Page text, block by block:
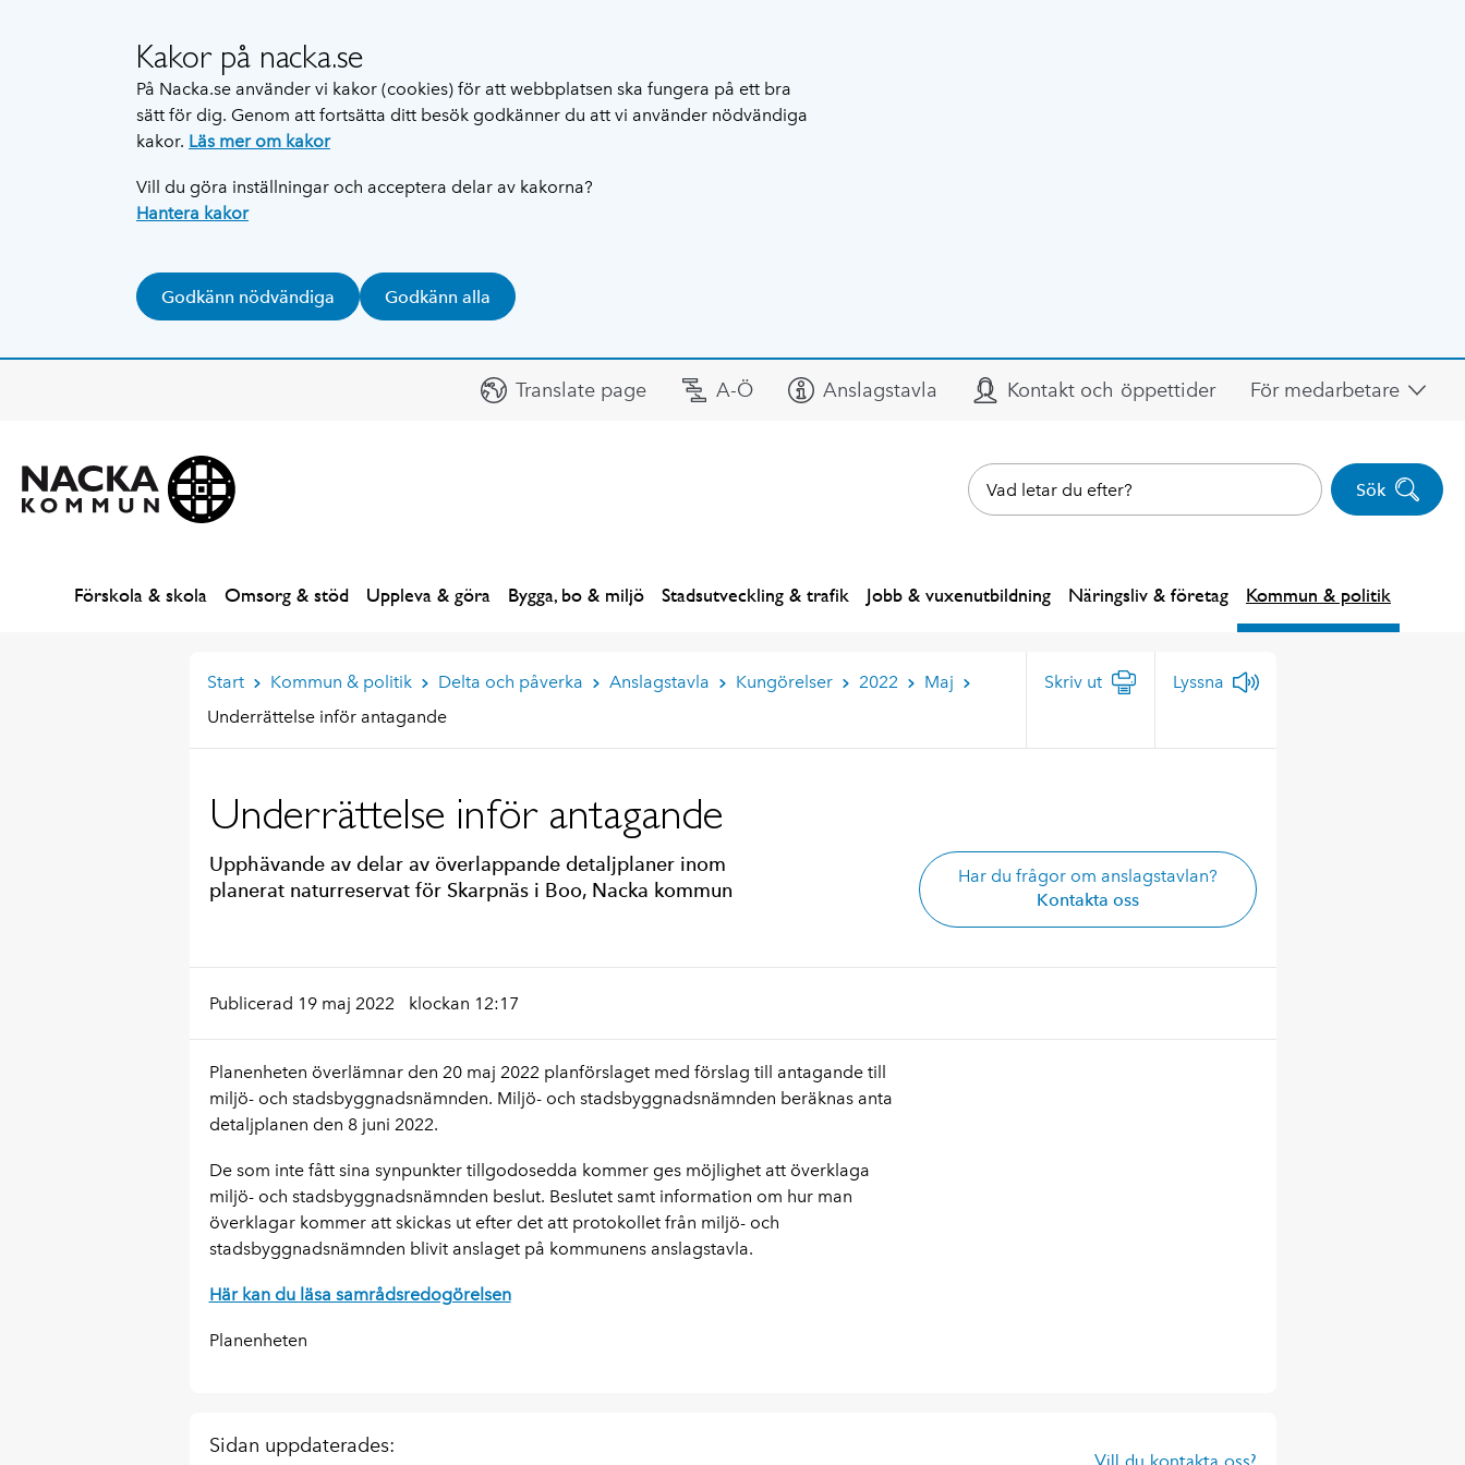
Kakor på nacka.se
På Nacka.se använder vi kakor (cookies) för att webbplatsen ska fungera på ett bra
sätt för dig. Genom att fortsätta ditt besök godkänner du att vi använder nödvändiga
kakor. Läs mer om kakor
Vill du göra inställningar och acceptera delar av kakorna?
Hantera kakor
Godkänn nödvändiga Godkänn alla
Translate page A-Ö Anslagstavla Kontakt och öppettider För medarbetare
Sök
Förskola & skola Omsorg & stöd Uppleva & göra Bygga, bo & miljö Stadsutveckling & trafik Jobb & vuxenutbildning Näringsliv & företag Kommun & politik
Start Kommun & politik Delta och påverka Anslagstavla Kungörelser 2022
Maj
Underrättelse inför antagande
Skriv ut Lyssna
Underrättelse inför antagande
Upphävande av delar av överlappande detaljplaner inom
planerat naturreservat för Skarpnäs i Boo, Nacka kommun
Har du frågor om anslagstavlan?
Kontakta oss
Publicerad 19 maj 2022 klockan 12:17
Planenheten överlämnar den 20 maj 2022 planförslaget med förslag till antagande till
miljö- och stadsbyggnadsnämnden. Miljö- och stadsbyggnadsnämnden beräknas anta
detaljplanen den 8 juni 2022.
De som inte fått sina synpunkter tillgodosedda kommer ges möjlighet att överklaga
miljö- och stadsbyggnadsnämnden beslut. Beslutet samt information om hur man
överklagar kommer att skickas ut efter det att protokollet från miljö- och
stadsbyggnadsnämnden blivit anslaget på kommunens anslagstavla.
Här kan du läsa samrådsredogörelsen
Planenheten
Sidan uppdaterades:
Vill du kontakta oss?